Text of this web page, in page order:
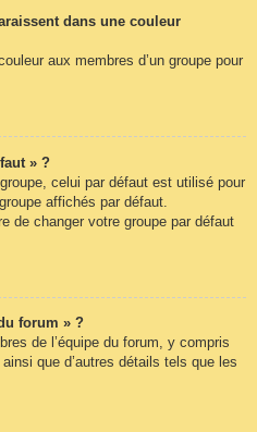
dans une couleur
aux membres d’un groupe pour
» ?
celui par défaut est utilisé pour
affichés par défaut.
de changer votre groupe par défaut
forum » ?
de l’équipe du forum, y compris
que d’autres détails tels que les